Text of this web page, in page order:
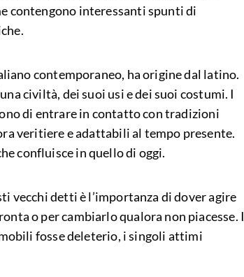
contengono interessanti spunti di
contemporaneo, ha origine dal latino.
civiltà, dei suoi usi e dei suoi costumi. I
di entrare in contatto con tradizioni
veritiere e adattabili al tempo presente.
confluisce in quello di oggi.
vecchi detti è l’importanza di dover agire
o per cambiarlo qualora non piacesse. I
fosse deleterio, i singoli attimi